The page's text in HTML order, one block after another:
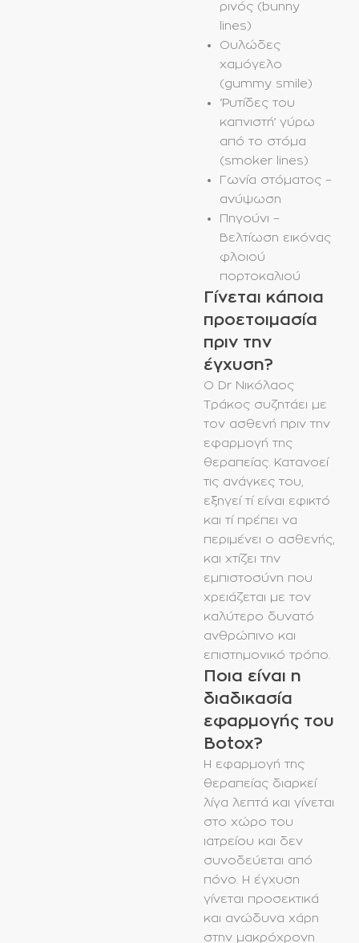
ρινός (bunny
lines)
Ουλώδες
χαμόγελο
(gummy smile)
‘Ρυτίδες του
καπνιστή’ γύρω
από το στόμα
(smoker lines)
Γωνία στόματος –
ανύψωση
Πηγούνι –
Βελτίωση εικόνας
φλοιού
πορτοκαλιού
Γίνεται κάποια
προετοιμασία
πριν την
έγχυση?
Ο Dr Nικόλαος
Τράκος συζητάει με
τον ασθενή πριν την
εφαρμογή της
θεραπείας. Κατανοεί
τις ανάγκες του,
εξηγεί τί είναι εφικτό
και τί πρέπει να
περιμένει ο ασθενής,
και χτίζει την
εμπιστοσύνη που
χρειάζεται με τον
καλύτερο δυνατό
ανθρώπινο και
επιστημονικό τρόπο.
Ποια είναι η
διαδικασία
εφαρμογής του
Βotox?
Η εφαρμογή της
θεραπείας διαρκεί
λίγα λεπτά και γίνεται
στο χώρο του
ιατρείου και δεν
συνοδεύεται από
πόνο. Η έγχυση
γίνεται προσεκτικά
και ανώδυνα χάρη
στην μακρόχρονη